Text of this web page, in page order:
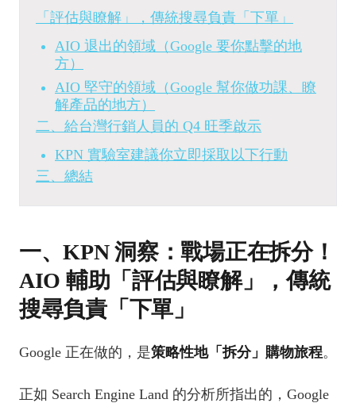
「評估與瞭解」，傳統搜尋負責「下單」
AIO 退出的領域（Google 要你點擊的地
方）
AIO 堅守的領域（Google 幫你做功課、瞭
解產品的地方）
二、給台灣行銷人員的 Q4 旺季啟示
KPN 實驗室建議你立即採取以下行動
三、總結
一、KPN 洞察：戰場正在拆分！
AIO 輔助「評估與瞭解」，傳統
搜尋負責「下單」
Google 正在做的，是策略性地「拆分」購物旅程。
正如 Search Engine Land 的分析所指出的，Google